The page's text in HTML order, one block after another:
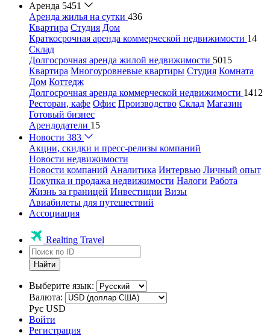
Аренда 5451
Аренда жилья на сутки 436
Квартира Студия Дом
Краткосрочная аренда коммерческой недвижимости 14
Склад
Долгосрочная аренда жилой недвижимости 5015
Квартира Многоуровневые квартиры Студия Комната
Дом Коттедж
Долгосрочная аренда коммерческой недвижимости 1412
Ресторан, кафе Офис Производство Склад Магазин
Готовый бизнес
Арендодатели 15
Новости 383
Акции, скидки и пресс-релизы компаний
Новости недвижимости
Новости компаний Аналитика Интервью Личный опыт
Покупка и продажа недвижимости Налоги Работа
Жизнь за границей Инвестиции Визы
Авиабилеты для путешествий
Ассоциация
Realting Travel
Найти
Выберите язык:
Валюта:
Рус USD
Войти
Регистрация